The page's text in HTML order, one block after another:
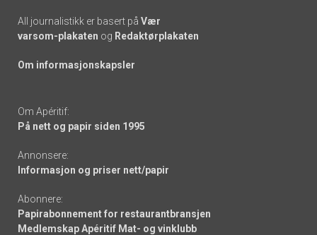
All journalistikk er basert på Vær
varsom-plakaten og Redaktørplakaten
Om informasjonskapsler
Om Apéritif:
På nett og papir siden 1995
Annonsere:
Informasjon og priser nett/papir
Abonnere:
Papirabonnement for restaurantbransjen
Medlemskap Apéritif Mat- og vinklubb